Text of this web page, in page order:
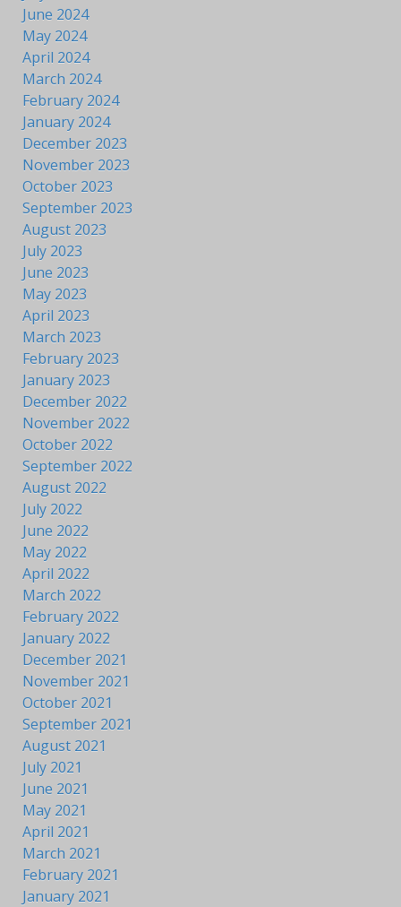
June 2024
May 2024
April 2024
March 2024
February 2024
January 2024
December 2023
November 2023
October 2023
September 2023
August 2023
July 2023
June 2023
May 2023
April 2023
March 2023
February 2023
January 2023
December 2022
November 2022
October 2022
September 2022
August 2022
July 2022
June 2022
May 2022
April 2022
March 2022
February 2022
January 2022
December 2021
November 2021
October 2021
September 2021
August 2021
July 2021
June 2021
May 2021
April 2021
March 2021
February 2021
January 2021